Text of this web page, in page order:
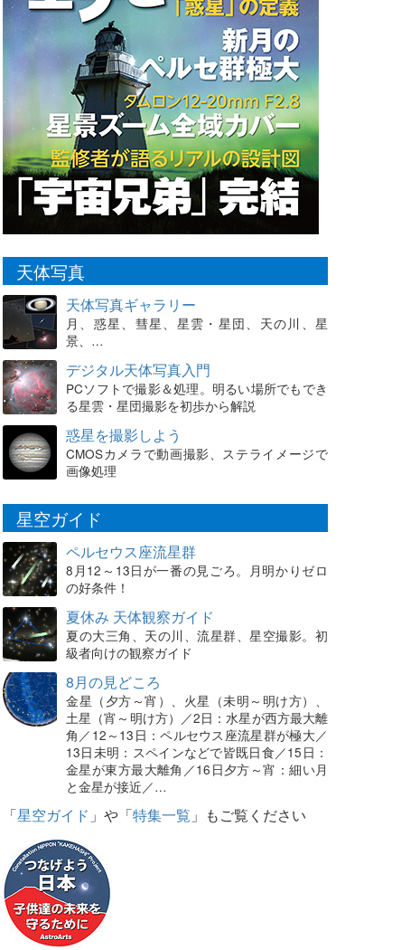
天体写真
天体写真ギャラリー
月、惑星、彗星、星雲・星団、天の川、星
景、…
デジタル天体写真入門
PCソフトで撮影＆処理。明るい場所でもでき
る星雲・星団撮影を初歩から解説
惑星を撮影しよう
CMOSカメラで動画撮影、ステライメージで
画像処理
星空ガイド
ペルセウス座流星群
8月12～13日が一番の見ごろ。月明かりゼロ
の好条件！
夏休み 天体観察ガイド
夏の大三角、天の川、流星群、星空撮影。初
級者向けの観察ガイド
8月の見どころ
金星（夕方～宵）、火星（未明～明け方）、
土星（宵～明け方）／2日：水星が西方最大離
角／12～13日：ペルセウス座流星群が極大／
13日未明：スペインなどで皆既日食／15日：
金星が東方最大離角／16日夕方～宵：細い月
と金星が接近／…
「星空ガイド 」や「特集一覧 」もご覧ください